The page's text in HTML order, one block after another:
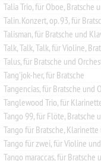
Talia Trio, für Oboe, Bratsche
Talin. Konzert, op. 93, für
Talisman, für Bratsche und
Talk, Talk, Talk, für Violine,
Talus, für Bratsche und
Tang'jok-her, für Bratsche
Tangencias, für Bratsche und
Tanglewood Trio, für
Tango 99, für Flöte, Bratsche
Tango für Bratsche,
Tango für zwei, für Violine
Tango maraccas, für Bratsche